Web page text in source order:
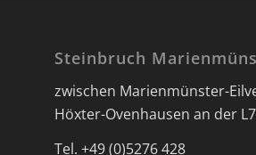
Steinbruch
zwischen Marienmünster-
Höxter-Ovenhausen an der
Tel. +49 (0)5276 428